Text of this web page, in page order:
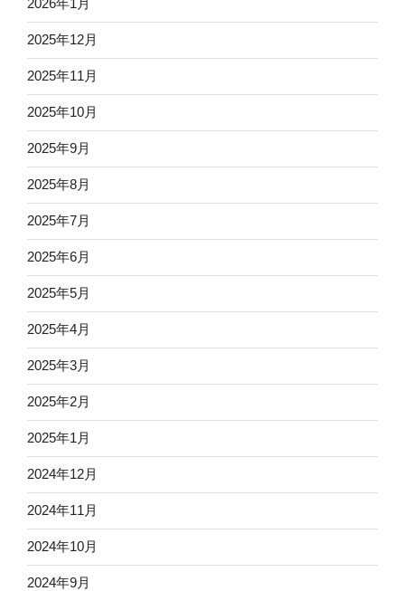
2026年1月
2025年12月
2025年11月
2025年10月
2025年9月
2025年8月
2025年7月
2025年6月
2025年5月
2025年4月
2025年3月
2025年2月
2025年1月
2024年12月
2024年11月
2024年10月
2024年9月